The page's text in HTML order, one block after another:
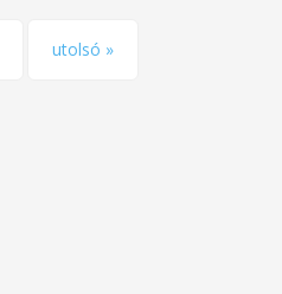
utolsó »